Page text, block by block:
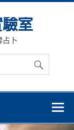
室
占卜